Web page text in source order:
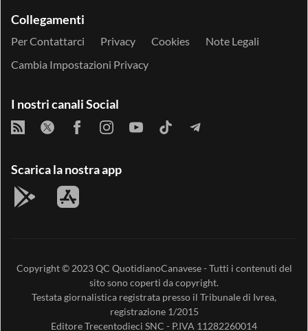
Collegamenti
Per Contattarci Privacy Cookies
Note Legali
Cambia Impostazioni Privacy
I nostri canali Social
Scarica la nostra app
Copyright © 2023QC QuotidianoCanavese- Tutti i contenuti del
sito sono coperti da copyright.
Testata giornalistica registrata presso il Tribunale di Ivrea,
registrazione 1/2015
EditoreTrecentodieci SNC - P.IVA 11282260014